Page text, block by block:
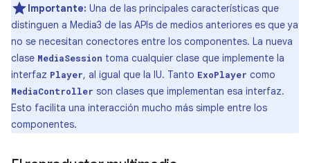
Importante: Una de las principales características que
distinguen a Media3 de las APIs de medios anteriores es que ya
no se necesitan conectores entre los componentes. La nueva
clase MediaSession toma cualquier clase que implemente la
interfaz Player, al igual que la IU. Tanto ExoPlayer como
MediaController son clases que implementan esa interfaz.
Esto facilita una interacción mucho más simple entre los
componentes.